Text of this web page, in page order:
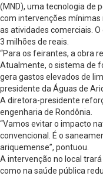
(MND), uma tecnologia de
com intervenções mínimas
as atividades comerciais.
3 milhões de reais.
“Para os feirantes, a obra
Atualmente, o sistema de
gera gastos elevados de
presidente da Águas de
A diretora-presidente
engenharia de Rondônia.
“Vamos evitar o impacto
convencional. É o
ariquemense”, pontuou.
A intervenção no local
como na saúde pública